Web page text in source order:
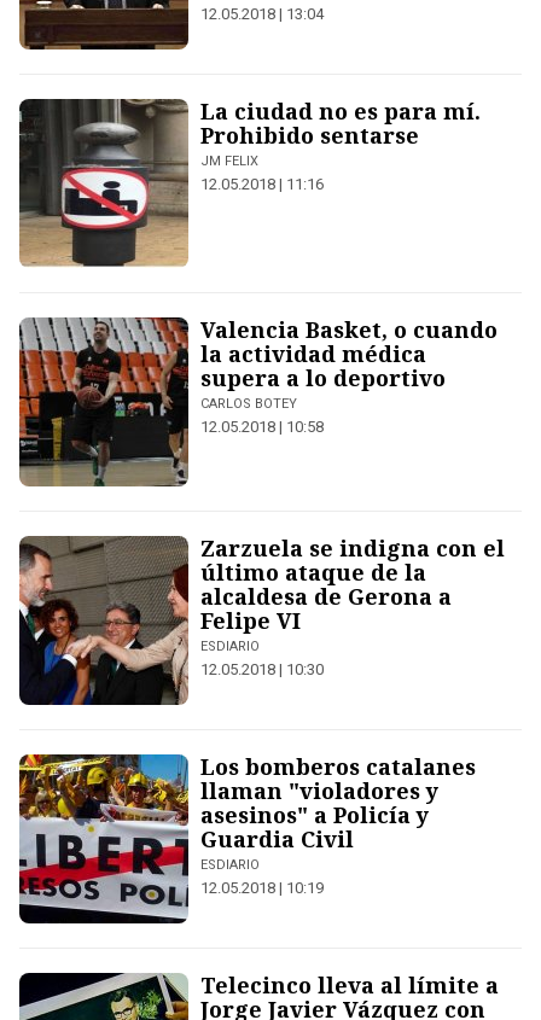
12.05.2018 | 13:04
La ciudad no es para mí.
Prohibido sentarse
JM FELIX
12.05.2018 | 11:16
Valencia Basket, o cuando
la actividad médica
supera a lo deportivo
CARLOS BOTEY
12.05.2018 | 10:58
Zarzuela se indigna con el
último ataque de la
alcaldesa de Gerona a
Felipe VI
ESDIARIO
12.05.2018 | 10:30
Los bomberos catalanes
llaman "violadores y
asesinos" a Policía y
Guardia Civil
ESDIARIO
12.05.2018 | 10:19
Telecinco lleva al límite a
Jorge Javier Vázquez con